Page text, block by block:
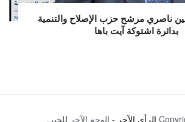
ناصري مرشح حزب الإصلاح والتنمية
بدائرة اشتوكة آيت باها
الرأي الآخر - الوجه الآخر للخبر.